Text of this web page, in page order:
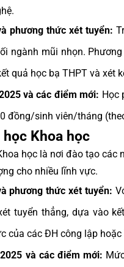
phương thức xét tuyển:
ngành mũi nhọn.
quả học bạ THPT và xét
và các điểm mới: Học
đồng/sinh viên/tháng
Khoa học
học là nơi đào tạo các
cho nhiều lĩnh vực.
phương thức xét tuyển:
tuyển thẳng, dựa vào
của các ĐH công lập
và các điểm mới: